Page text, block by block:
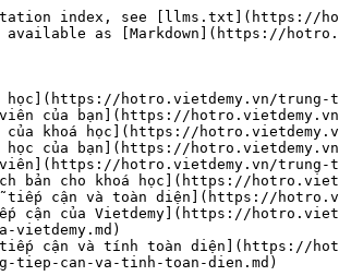
index, see [llms.txt](https://
as [Markdown](https://
hotro.vietdemy.vn/trung-
của bạn](https://
khoá học](https://
học của bạn](https://
hotro.vietdemy.vn/trung-
cho khoá học](https://
cận và toàn diện](https://
cận của Vietdemy](https://
vietdemy.md)
cận và tính toàn diện](https://
tiep-can-va-tinh-toan-dien.md)